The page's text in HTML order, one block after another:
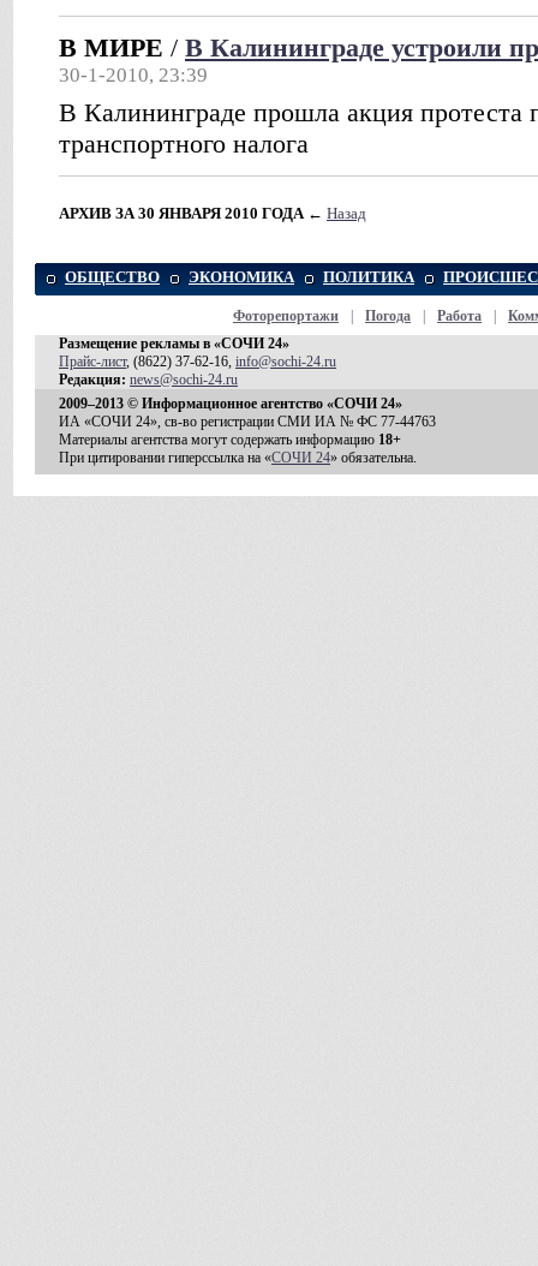
В МИРЕ / В Калининграде устроили
30-1-2010, 23:39
В Калининграде прошла акция протеста
транспортного налога
АРХИВ ЗА 30 ЯНВАРЯ 2010 ГОДА ← Назад
ОБЩЕСТВО ЭКОНОМИКА ПОЛИТИКА
Фоторепортажи Погода Работа
Размещение рекламы в «СОЧИ 24»
Прайс-лист, (8622) 37-62-16, info@sochi-24.ru
Редакция: news@sochi-24.ru
2009–2013 © Информационное агентство «СОЧИ 24»
ИА «СОЧИ 24», св-во регистрации СМИ ИА № ФС 77-44763
Материалы агентства могут содержать информацию 18+
При цитировании гиперссылка на «СОЧИ 24» обязательна.